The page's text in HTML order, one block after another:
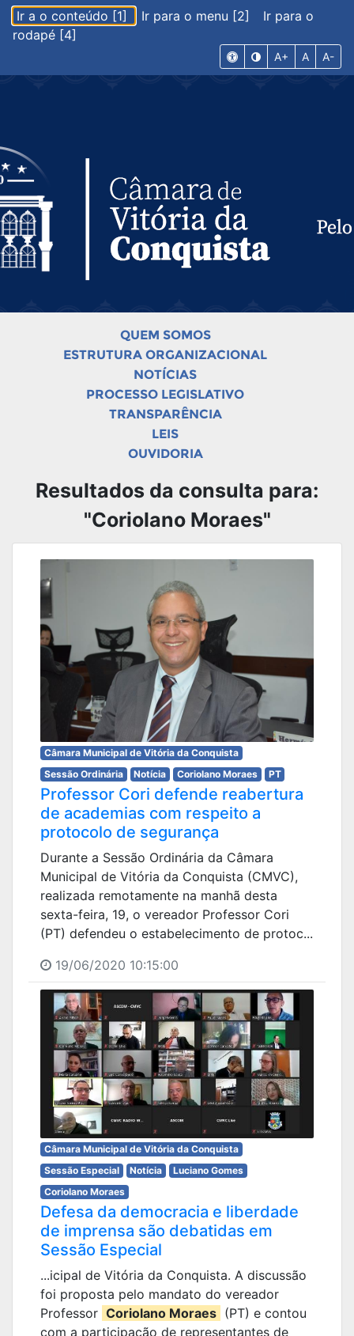
Ir a o conteúdo [1] Ir para o menu [2]
Ir para o
rodapé [4]
A+ A A-
QUEM SOMOS
ESTRUTURA ORGANIZACIONAL
NOTÍCIAS
PROCESSO LEGISLATIVO
TRANSPARÊNCIA
LEIS
OUVIDORIA
Resultados da consulta para:
"Coriolano Moraes"
Câmara Municipal de Vitória da Conquista
Sessão Ordinária
Notícia Coriolano Moraes PT
Professor Cori defende reabertura
de academias com respeito a
protocolo de segurança
Durante a Sessão Ordinária da Câmara
Municipal de Vitória da Conquista (CMVC),
realizada remotamente na manhã desta
sexta-feira, 19, o vereador Professor Cori
(PT) defendeu o estabelecimento de protoc...
19/06/2020 10:15:00
Câmara Municipal de Vitória da Conquista
Sessão Especial
Notícia
Luciano Gomes
Coriolano Moraes
Defesa da democracia e liberdade
de imprensa são debatidas em
Sessão Especial
...icipal de Vitória da Conquista. A discussão
foi proposta pelo mandato do vereador
Professor Coriolano Moraes (PT) e contou
com a participação de representantes de